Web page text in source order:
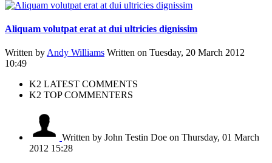
Aliquam volutpat erat at dui ultricies dignissim
Written by Andy Williams Written on Tuesday, 20 March 2012
10:49
K2 LATEST COMMENTS
K2 TOP COMMENTERS
Written by John Testin Doe on Thursday, 01 March
2012 15:28